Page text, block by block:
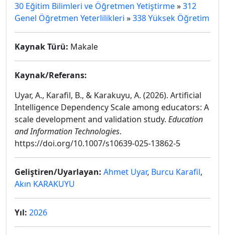
30 Eğitim Bilimleri ve Öğretmen Yetiştirme»312
Genel Öğretmen Yeterlilikleri »338 Yüksek Öğretim
Kaynak Türü: Makale
Kaynak/Referans:
Uyar, A., Karafil, B., & Karakuyu, A. (2026). Artificial
Intelligence Dependency Scale among educators: A
scale development and validation study. Education
and Information Technologies.
https://doi.org/10.1007/s10639-025-13862-5
Geliştiren/Uyarlayan: Ahmet Uyar, Burcu Karafil,
Akın KARAKUYU
Yıl: 2026